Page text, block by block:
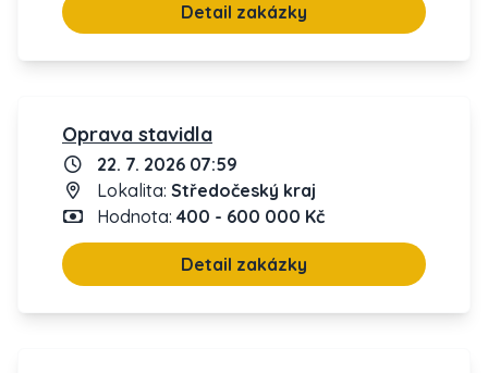
Detail zakázky
Oprava stavidla
22. 7. 2026 07:59
Lokalita: Středočeský kraj
Hodnota: 400 - 600 000 Kč
Detail zakázky